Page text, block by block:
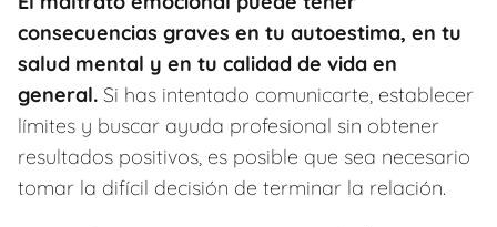
consecuencias graves en tu autoestima, en tu
salud mental y en tu calidad de vida en
general. Si has intentado comunicarte, establecer
límites y buscar ayuda profesional sin obtener
resultados positivos, es posible que sea necesario
tomar la difícil decisión de terminar la relación.